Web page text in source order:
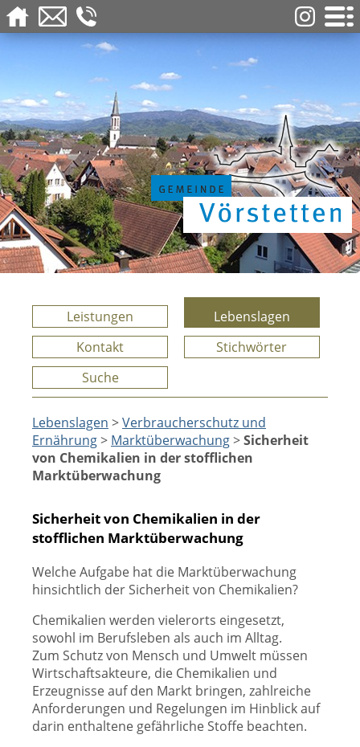
Leistungen
Lebenslagen
Kontakt
Stichwörter
Suche
Lebenslagen >Verbraucherschutz und
Ernährung> Marktüberwachung>Sicherheit
von Chemikalien in der stofflichen
Marktüberwachung
Sicherheit von Chemikalien in der
stofflichen Marktüberwachung
Welche Aufgabe hat die Marktüberwachung
hinsichtlich der Sicherheit von Chemikalien?
Chemikalien werden vielerorts eingesetzt,
sowohl im Berufsleben als auch im Alltag.
Zum Schutz von Mensch und Umwelt müssen
Wirtschaftsakteure, die Chemikalien und
Erzeugnisse auf den Markt bringen, zahlreiche
Anforderungen und Regelungen im Hinblick auf
darin enthaltene gefährliche Stoffe beachten.